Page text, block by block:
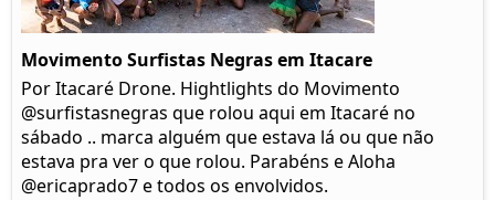
Movimento Surfistas Negras em Itacare
Por Itacaré Drone. Hightlights do Movimento
@surfistasnegras que rolou aqui em Itacaré no
sábado .. marca alguém que estava lá ou que não
estava pra ver o que rolou. Parabéns e Aloha
@ericaprado7 e todos os envolvidos.